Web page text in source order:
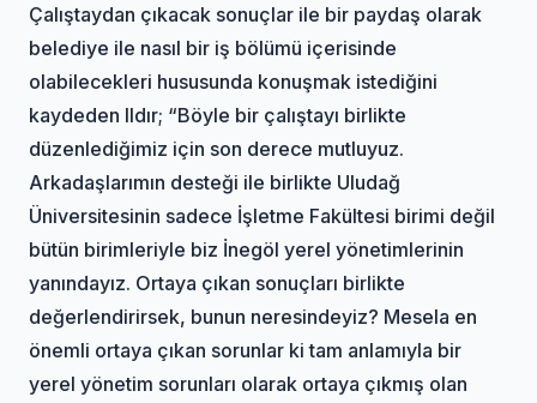
Çalıştaydan çıkacak sonuçlar ile bir paydaş olarak
belediye ile nasıl bir iş bölümü içerisinde
olabilecekleri hususunda konuşmak istediğini
kaydeden Ildır; “Böyle bir çalıştayı birlikte
düzenlediğimiz için son derece mutluyuz.
Arkadaşlarımın desteği ile birlikte Uludağ
Üniversitesinin sadece İşletme Fakültesi birimi değil
bütün birimleriyle biz İnegöl yerel yönetimlerinin
yanındayız. Ortaya çıkan sonuçları birlikte
değerlendirirsek, bunun neresindeyiz? Mesela en
önemli ortaya çıkan sorunlar ki tam anlamıyla bir
yerel yönetim sorunları olarak ortaya çıkmış olan